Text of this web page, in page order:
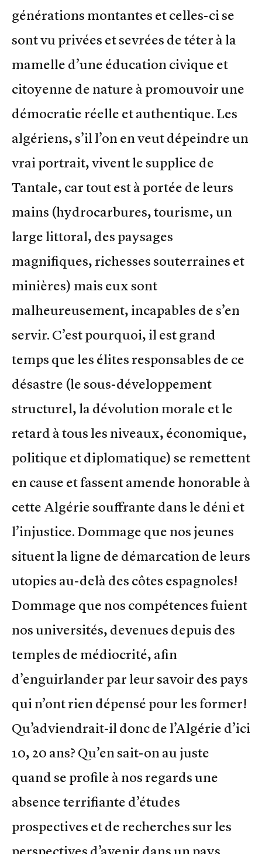
générations montantes et celles-ci se
sont vu privées et sevrées de téter à la
mamelle d’une éducation civique et
citoyenne de nature à promouvoir une
démocratie réelle et authentique. Les
algériens, s’il l’on en veut dépeindre un
vrai portrait, vivent le supplice de
Tantale, car tout est à portée de leurs
mains (hydrocarbures, tourisme, un
large littoral, des paysages
magnifiques, richesses souterraines et
minières) mais eux sont
malheureusement, incapables de s’en
servir. C’est pourquoi, il est grand
temps que les élites responsables de ce
désastre (le sous-développement
structurel, la dévolution morale et le
retard à tous les niveaux, économique,
politique et diplomatique) se remettent
en cause et fassent amende honorable à
cette Algérie souffrante dans le déni et
l’injustice. Dommage que nos jeunes
situent la ligne de démarcation de leurs
utopies au-delà des côtes espagnoles!
Dommage que nos compétences fuient
nos universités, devenues depuis des
temples de médiocrité, afin
d’enguirlander par leur savoir des pays
qui n’ont rien dépensé pour les former!
Qu’adviendrait-il donc de l’Algérie d’ici
10, 20 ans? Qu’en sait-on au juste
quand se profile à nos regards une
absence terrifiante d’études
prospectives et de recherches sur les